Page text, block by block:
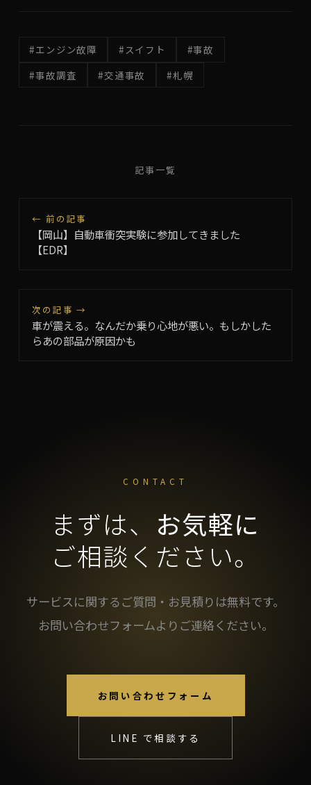
#エンジン故障 #スイフト
#事故
#事故調査
#交通事故 #札幌
← 前の記事
【岡山】自動車衝突実験に参加してきました
【EDR】
記事一覧
次の記事 →
車が震える。なんだか乗り心地が悪い。もしかした
らあの部品が原因かも
CONTACT
まずは、 お気軽に
ご相談ください。
サービスに関するご質問・お見積りは無料です。
お問い合わせフォームよりご連絡ください。
お問い合わせフォーム
LINE で相談する